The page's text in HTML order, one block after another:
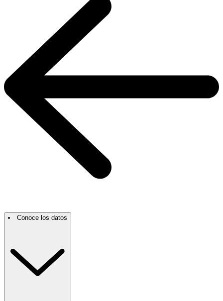
Conoce los datos